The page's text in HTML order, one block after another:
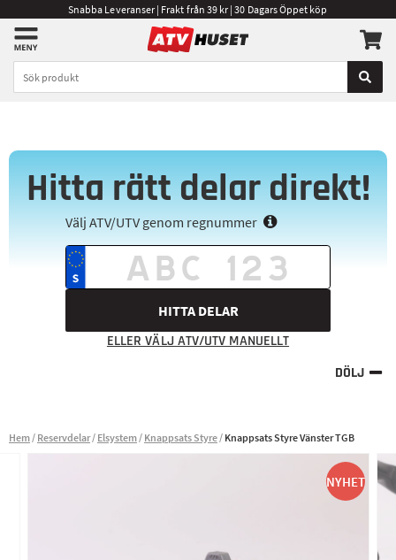
Snabba Leveranser | Frakt från 39 kr | 30 Dagars Öppet köp
Hitta rätt delar direkt!
Välj ATV/UTV genom regnummer
HITTA DELAR
ELLER VÄLJ ATV/UTV MANUELLT
DÖLJ
Hem Reservdelar Elsystem Knappsats Styre Knappsats Styre Vänster TGB
NYHET